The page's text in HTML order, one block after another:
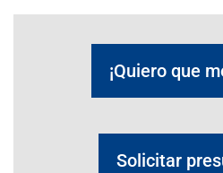
¡Quiero que
Solicitar